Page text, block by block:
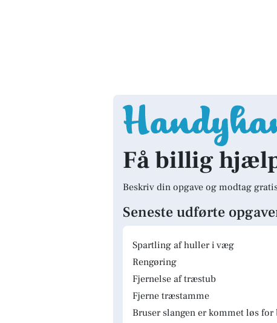
Få billig
Beskriv din opgave og modtag
Seneste udførte
Spartling af huller i væg
Rengøring
Fjernelse af træstub
Fjerne træstamme
Bruser slangen er kommet løs for